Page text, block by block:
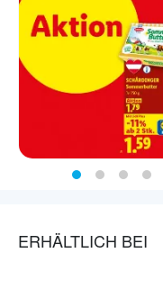
ERHÄLTLICH BEI